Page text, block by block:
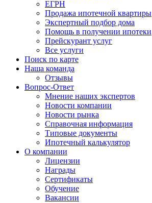
ЕГРН
Продажа ипотечной квартиры
Экспертный подбор дома
Помощь в получении ипотеки
Прейскурант услуг
Все услуги
Поиск по карте
Наша команда
Отзывы
Вопрос-Ответ
Мнение наших экспертов
Новости компании
Новости рынка
Справочная информация
Типовые документы
Ипотечный калькулятор
О компании
Лицензии
Награды
Сертификаты
Обучение
Вакансии